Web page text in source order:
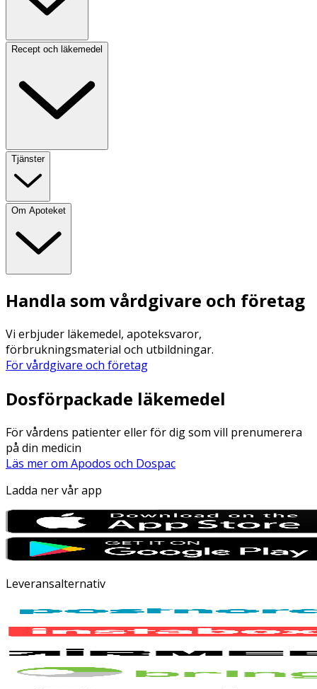
Recept och läkemedel
Tjänster
Om Apoteket
Handla som vårdgivare och företag
Vi erbjuder läkemedel, apoteksvaror,
förbrukningsmaterial och utbildningar.
För vårdgivare och företag
Dosförpackade läkemedel
För vårdens patienter eller för dig som vill prenumerera
på din medicin
Läs mer om Apodos och Dospac
Ladda ner vår app
Leveransalternativ